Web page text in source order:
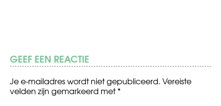
GEEF EEN REACTIE
Je e-mailadres wordt niet gepubliceerd. Vereiste
velden zijn gemarkeerd met*